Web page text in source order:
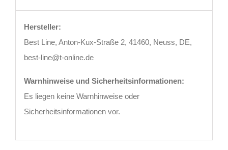
Hersteller:
Best Line, Anton-Kux-Straße 2, 41460, Neuss, DE,
best-line@t-online.de
Warnhinweise und Sicherheitsinformationen:
Es liegen keine Warnhinweise oder
Sicherheitsinformationen vor.